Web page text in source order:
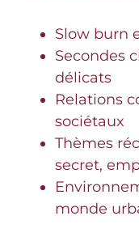
Slow burn
Secondes
délicats
Relations
sociétaux
Thèmes
secret,
monde